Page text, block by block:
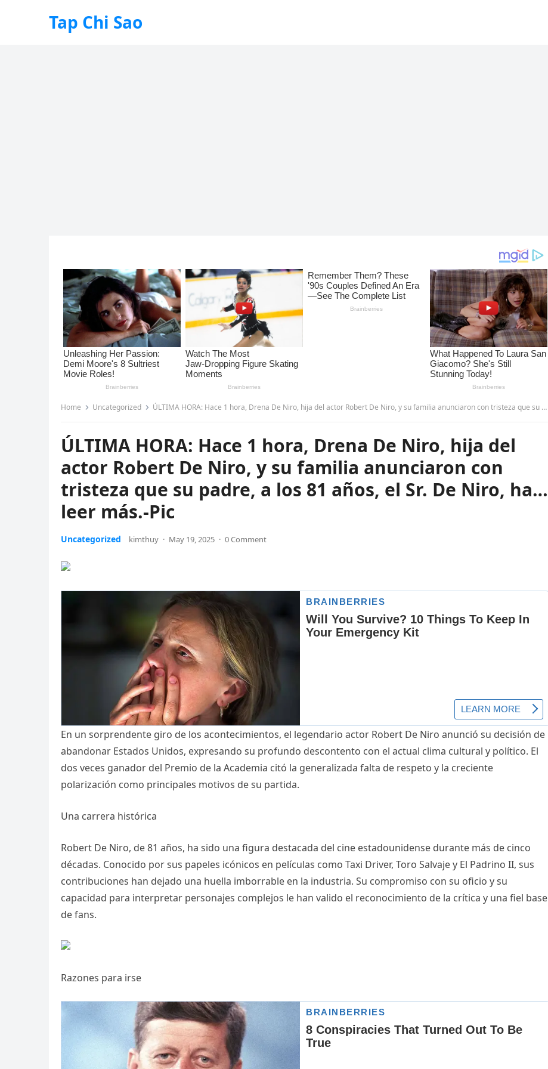
Tap Chi Sao
Home Uncategorized ÚLTIMA HORA: Hace 1 hora, Drena De Niro, hija del actor Robert De Niro, y su familia anunciaron con tristeza que su padre, a los 81 años, el Sr. De Niro, ha… leer más.-Pic
ÚLTIMA HORA: Hace 1 hora, Drena De Niro, hija del
actor Robert De Niro, y su familia anunciaron con
tristeza que su padre, a los 81 años, el Sr. De Niro, ha…
leer más.-Pic
Uncategorized kimthuy · May 19, 2025 · 0 Comment
En un sorprendente giro de los acontecimientos, el legendario actor Robert De Niro anunció su decisión de
abandonar Estados Unidos, expresando su profundo descontento con el actual clima cultural y político. El
dos veces ganador del Premio de la Academia citó la generalizada falta de respeto y la creciente
polarización como principales motivos de su partida.
Una carrera histórica
Robert De Niro, de 81 años, ha sido una figura destacada del cine estadounidense durante más de cinco
décadas. Conocido por sus papeles icónicos en películas como Taxi Driver, Toro Salvaje y El Padrino II, sus
contribuciones han dejado una huella imborrable en la industria. Su compromiso con su oficio y su
capacidad para interpretar personajes complejos le han valido el reconocimiento de la crítica y una fiel base
de fans.
Razones para irse